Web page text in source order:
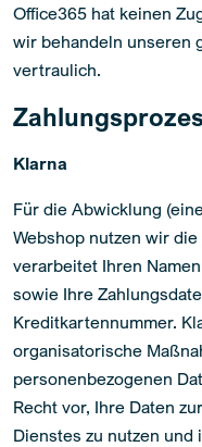
Office365 hat keinen
wir behandeln unseren
vertraulich.
Klarna
Für die Abwicklung
Webshop nutzen wir
verarbeitet Ihren
sowie Ihre
Kreditkartennummer.
organisatorische
personenbezogenen
Recht vor, Ihre Daten
Dienstes zu nutzen und